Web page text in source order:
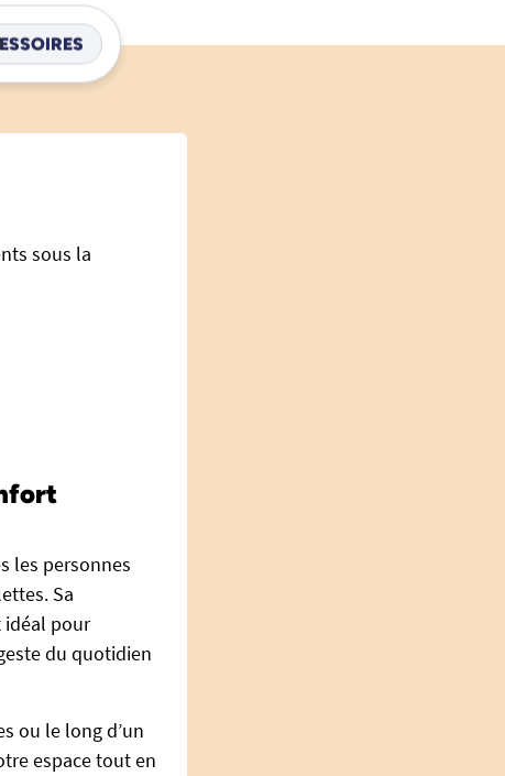
sous la
les personnes
Sa
pour
du quotidien
ou le long d’un
espace tout en